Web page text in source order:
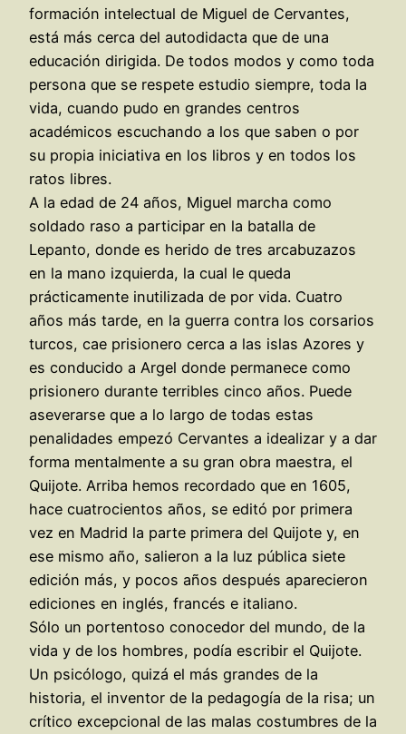
formación intelectual de Miguel de Cervantes,
está más cerca del autodidacta que de una
educación dirigida. De todos modos y como toda
persona que se respete estudio siempre, toda la
vida, cuando pudo en grandes centros
académicos escuchando a los que saben o por
su propia iniciativa en los libros y en todos los
ratos libres.
A la edad de 24 años, Miguel marcha como
soldado raso a participar en la batalla de
Lepanto, donde es herido de tres arcabuzazos
en la mano izquierda, la cual le queda
prácticamente inutilizada de por vida. Cuatro
años más tarde, en la guerra contra los corsarios
turcos, cae prisionero cerca a las islas Azores y
es conducido a Argel donde permanece como
prisionero durante terribles cinco años. Puede
aseverarse que a lo largo de todas estas
penalidades empezó Cervantes a idealizar y a dar
forma mentalmente a su gran obra maestra, el
Quijote. Arriba hemos recordado que en 1605,
hace cuatrocientos años, se editó por primera
vez en Madrid la parte primera del Quijote y, en
ese mismo año, salieron a la luz pública siete
edición más, y pocos años después aparecieron
ediciones en inglés, francés e italiano.
Sólo un portentoso conocedor del mundo, de la
vida y de los hombres, podía escribir el Quijote.
Un psicólogo, quizá el más grandes de la
historia, el inventor de la pedagogía de la risa; un
crítico excepcional de las malas costumbres de la